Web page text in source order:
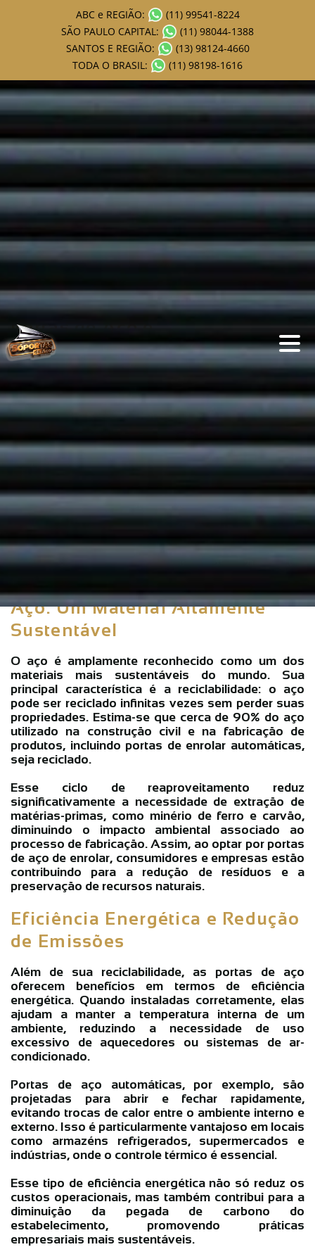
ABC e REGIÃO:
(11) 99541-8224
SÃO PAULO CAPITAL:
(11) 98044-1388
SANTOS E REGIÃO:
(13) 98124-4660
TODA O BRASIL:
(11) 98198-1616
Portas de Aço e
Sustentabilidade: Escolhas
Ecológicas para um Futuro
Melhor
A busca por alternativas sustentáveis é uma
prioridade global em todas as indústrias, e o
exceção. Além de serem conhecidas por sua
robustez e durabilidade, as portas de aço também
representam uma escolha consciente para quem se
materiais recicláveis e projetadas para minimizar
impactos ambientais, elas têm se consolidado
Aço: Um Material Altamente
Sustentável
O aço é amplamente reconhecido como um dos
materiais mais sustentáveis do mundo. Sua
principal característica é a reciclabilidade: o aço
pode ser reciclado infinitas vezes sem perder suas
propriedades. Estima-se que cerca de 90% do aço
utilizado na construção civil e na fabricação de
produtos, incluindo portas de enrolar automáticas,
seja reciclado.
Esse ciclo de reaproveitamento reduz
significativamente a necessidade de extração de
matérias-primas, como minério de ferro e carvão,
diminuindo o impacto ambiental associado ao
processo de fabricação. Assim, ao optar por portas
de aço de enrolar, consumidores e empresas estão
contribuindo para a redução de resíduos e a
preservação de recursos naturais.
Eficiência Energética e Redução
de Emissões
Além de sua reciclabilidade, as portas de aço
oferecem benefícios em termos de eficiência
energética. Quando instaladas corretamente, elas
ajudam a manter a temperatura interna de um
ambiente, reduzindo a necessidade de uso
excessivo de aquecedores ou sistemas de ar-
condicionado.
Portas de aço automáticas, por exemplo, são
projetadas para abrir e fechar rapidamente,
evitando trocas de calor entre o ambiente interno e
externo. Isso é particularmente vantajoso em locais
como armazéns refrigerados, supermercados e
indústrias, onde o controle térmico é essencial.
Esse tipo de eficiência energética não só reduz os
custos operacionais, mas também contribui para a
diminuição da pegada de carbono do
estabelecimento, promovendo práticas
empresariais mais sustentáveis.